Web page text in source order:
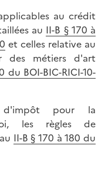
au crédit
au II-B § 170 à
et celles relative au
des métiers d'art
du BOI-BIC-RICI-10-
pour la
les règles de
II-B § 170 à 180 du